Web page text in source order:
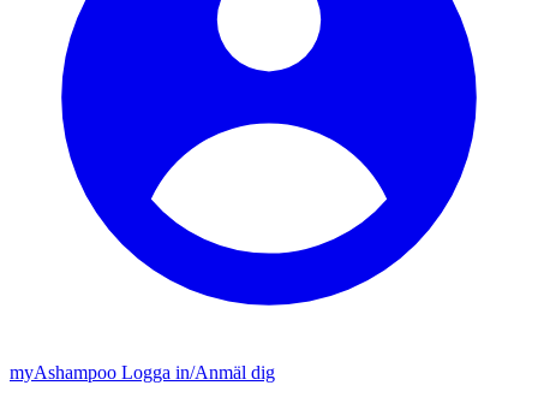
myAshampoo Logga in/Anmäl dig